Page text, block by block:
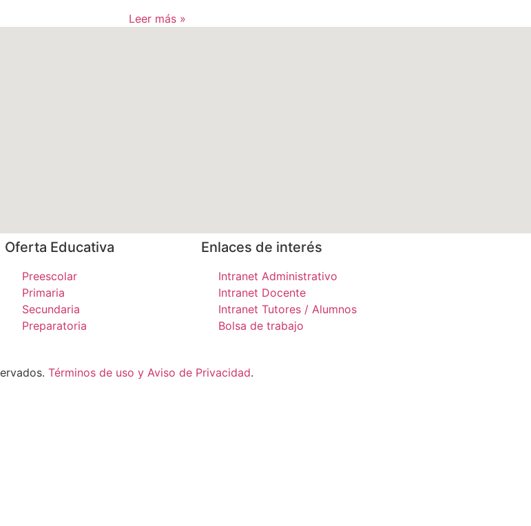
Leer más »
Oferta Educativa
Preescolar
Primaria
Secundaria
Preparatoria
Enlaces de interés
Intranet Administrativo
Intranet Docente
Intranet Tutores / Alumnos
Bolsa de trabajo
Términos de uso y Aviso de Privacidad.